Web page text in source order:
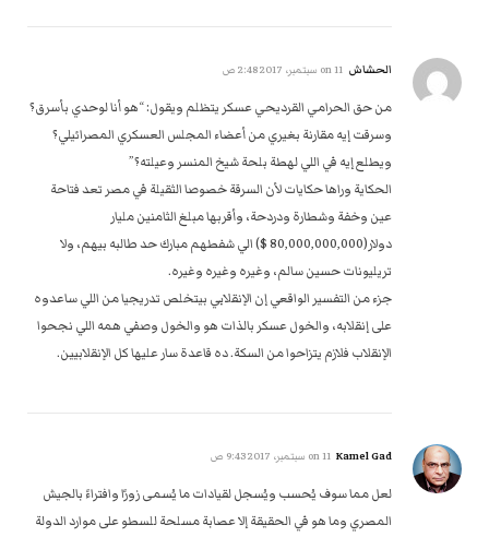
الحشاش 11 سبتمبر، 2017 2:48 ص
من حق الحرامي القرديحي عسكر يتظلم ويقول: “هو أنا لوحدي بأسرق؟
وسرقت إيه مقارنة بغيري من أعضاء المجلس العسكري المصرائيلي؟
ويطلع إيه في اللي لهطة بلحة شيخ المنسر وعيلته؟”
الحكاية وراها حكايات لأن السرقة خصوصا الثقيلة في مصر تعد فتاحة
عين وخفة وشطارة ودردحة، وأقربها مبلغ الثامنين مليار
دولار(80,000,000,000 $) الي شفطهم مبارك حد طالبه بيهم، ولا
تريليونات حسين سالم، وغيره وغيره وغيره.
جزء من التفسير الواقعي إن الإنقلابي بيتخلص تدريجيا من اللي ساعدوه
على إنقلابه، والخول عسكر بالذات هو والخول وصفي همه اللي نجحوا
الإنقلاب فلازم يتزاحوا من السكة. ده قاعدة سار عليها كل الإنقلابيين.
Kamel Gad 11 سبتمبر، 2017 9:43 ص
لعل مما سوف يُحسب ويُسجل لقيادات ما يُسمى زورًا وافتراءً بالجيش
المصري وما هو في الحقيقة إلا عصابة مسلحة للسطو على موارد الدولة